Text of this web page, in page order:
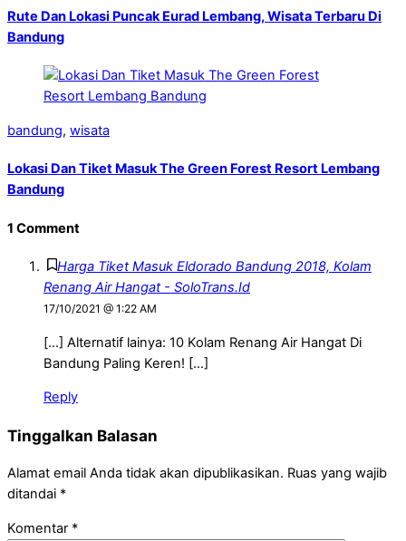
Rute Dan Lokasi Puncak Eurad Lembang, Wisata Terbaru Di
Bandung
bandung, wisata
Lokasi Dan Tiket Masuk The Green Forest Resort Lembang
Bandung
1 Comment
Harga Tiket Masuk Eldorado Bandung 2018, Kolam
Renang Air Hangat - SoloTrans.Id
17/10/2021 @ 1:22 AM
[…] Alternatif lainya: 10 Kolam Renang Air Hangat Di
Bandung Paling Keren! […]
Reply
Tinggalkan Balasan
Alamat email Anda tidak akan dipublikasikan. Ruas yang wajib
ditandai *
Komentar *